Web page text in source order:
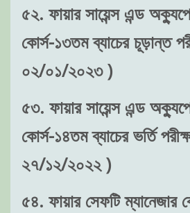
৫২. ফায়ার সায়েন্স এন্ড
কোর্স-১৩তম ব্যাচের চূড়ান্ত
০২/০১/২০২৩ )
৫৩. ফায়ার সায়েন্স এন্ড
কোর্স-১৪তম ব্যাচের ভর্তি
২৭/১২/২০২২ )
৫৪. ফায়ার সেফটি ম্যানেজার